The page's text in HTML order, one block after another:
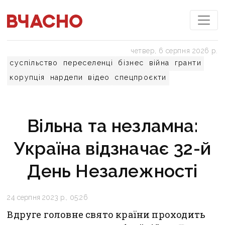
суспільство переселенці бізнес війна
гранти
корупція
нардепи відео спецпроєкти
четвер, 6 серпня 2026 р.
Вільна та незламна:
Україна відзначає 32-й
День Незалежності
24 серпня 2023 р., 05:26
Вдруге головне свято країни проходить